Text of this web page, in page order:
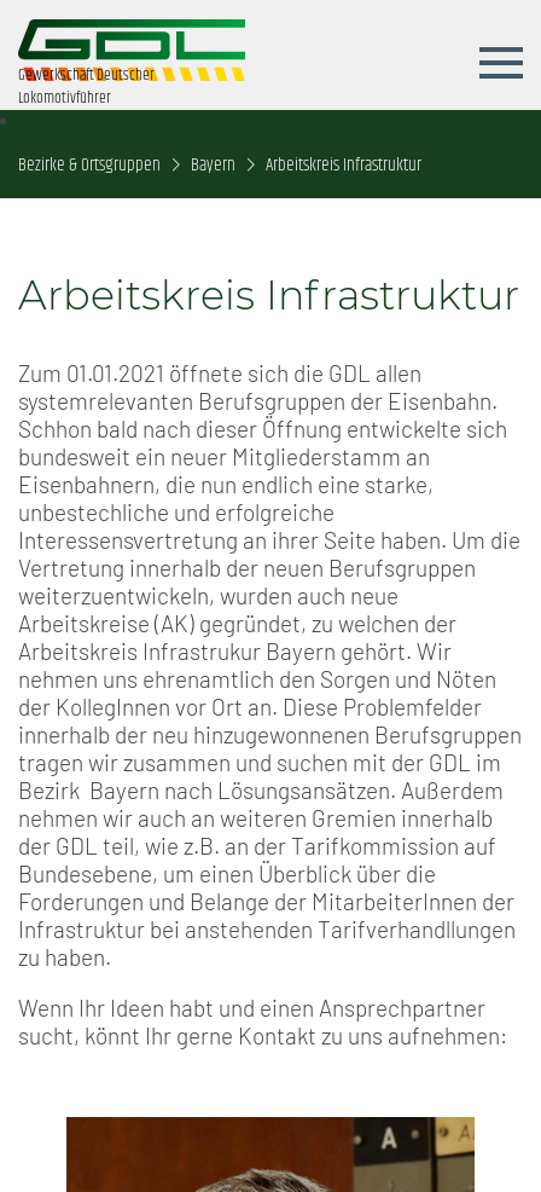
Gewerkschaft Deutscher
Lokomotivführer
Bezirke & Ortsgruppen Bayern Arbeitskreis Infrastruktur
Arbeitskreis Infrastruktur
Zum 01.01.2021 öffnete sich die GDL allen
systemrelevanten Berufsgruppen der Eisenbahn.
Schhon bald nach dieser Öffnung entwickelte sich
bundesweit ein neuer Mitgliederstamm an
Eisenbahnern, die nun endlich eine starke,
unbestechliche und erfolgreiche
Interessensvertretung an ihrer Seite haben. Um die
Vertretung innerhalb der neuen Berufsgruppen
weiterzuentwickeln, wurden auch neue
Arbeitskreise (AK) gegründet, zu welchen der
Arbeitskreis Infrastrukur Bayern gehört. Wir
nehmen uns ehrenamtlich den Sorgen und Nöten
der KollegInnen vor Ort an. Diese Problemfelder
innerhalb der neu hinzugewonnenen Berufsgruppen
tragen wir zusammen und suchen mit der GDL im
Bezirk Bayern nach Lösungsansätzen. Außerdem
nehmen wir auch an weiteren Gremien innerhalb
der GDL teil, wie z.B. an der Tarifkommission auf
Bundesebene, um einen Überblick über die
Forderungen und Belange der MitarbeiterInnen der
Infrastruktur bei anstehenden Tarifverhandllungen
zu haben.
Wenn Ihr Ideen habt und einen Ansprechpartner
sucht, könnt Ihr gerne Kontakt zu uns aufnehmen: